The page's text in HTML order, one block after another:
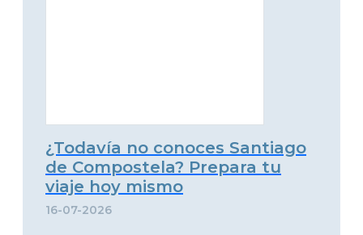
¿Todavía no conoces Santiago
de Compostela? Prepara tu
viaje hoy mismo
16-07-2026